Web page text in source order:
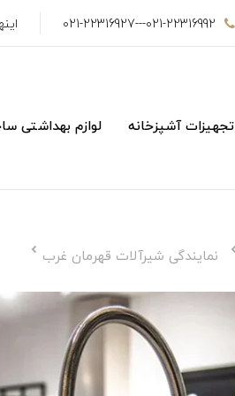
021-22316992---021-22316927
تجهیزات آشپزخانه لوازم بهداشتی
نمایندگی شیرآلات قهرمان غرب